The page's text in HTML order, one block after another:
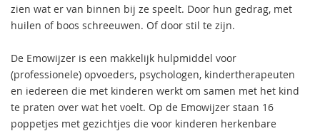
zien wat er van binnen bij ze speelt. Door hun gedrag, met
huilen of boos schreeuwen. Of door stil te zijn.
De Emowijzer is een makkelijk hulpmiddel voor
(professionele) opvoeders, psychologen, kindertherapeuten
en iedereen die met kinderen werkt om samen met het kind
te praten over wat het voelt. Op de Emowijzer staan 16
poppetjes met gezichtjes die voor kinderen herkenbare